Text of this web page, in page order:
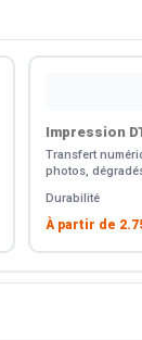
Impression
Transfert
photos,
Durabilité
À partir de